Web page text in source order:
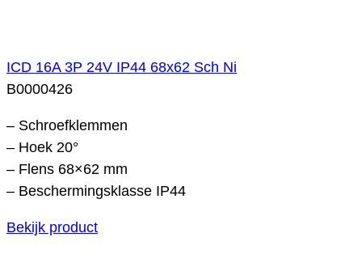
ICD 16A 3P 24V IP44 68x62 Sch Ni
B0000426
– Schroefklemmen
– Hoek 20°
– Flens 68×62 mm
– Beschermingsklasse IP44
Bekijk product